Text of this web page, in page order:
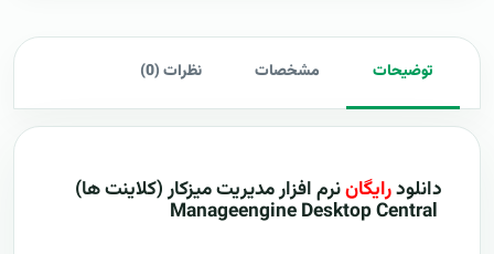
توضیحات مشخصات نظرات (0)
دانلودرایگاننرم افزار مدیریت میزکار (کلاینت ها)
Central